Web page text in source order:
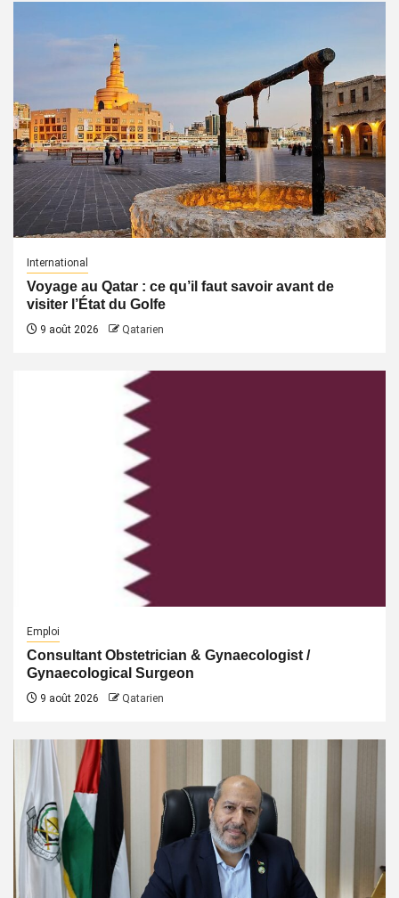
International
Voyage au Qatar : ce qu’il faut savoir avant de
visiter l’État du Golfe
9 août 2026 Qatarien
Emploi
Consultant Obstetrician & Gynaecologist /
Gynaecological Surgeon
9 août 2026 Qatarien